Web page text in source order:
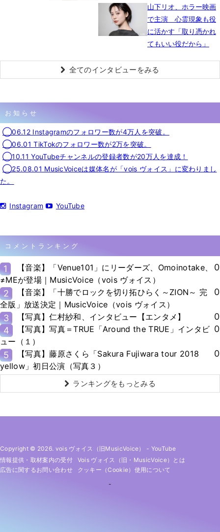
山下リオ、ホラー映画
で主演 心霊現象も役
に活かす「取り憑かれ
てもいい役だから」
全てのインタビューをみる
お知らせ
◯06.12 Instagramのフォロワー数が4万人を突破。
◯06.01 TikTokのフォロワー数が2万を突破。
◯10.11 YouTubeチャンネルの登録者数が20万人を達成！
◯25.08.01 MusicVoiceは媒体名が「vois ヴォイス」に変わりまし
た。
Instagram YouTube
コメントランキング
1
【音楽】「Venue101」にリーダーズ、Omoinotake、
≠MEが登場｜MusicVoice（vois ヴォイス）
0
2
【音楽】「十勝でロックを切り拓ひらく～ZION～ 完
全版」放送決定｜MusicVoice（vois ヴォイス）
0
3 【写真】仁村紗和、インタビュー【エンタメ】
0
4
【写真】写真＝TRUE「Around the TRUE」インタビ
ュー（１）
0
5
【写真】藤原さくら「Sakura Fujiwara tour 2018
yellow」初日公演（写真３）
0
ランキングをもっとみる
Copyright © 2026. vois ヴォイス（旧MusicVoice） - YouTube
情報提供・取材案内の受付
Vois ヴォイス（旧・MusicVoice）とは
広告に関するお問い合わせ
クッキー（cookie）使用について
-